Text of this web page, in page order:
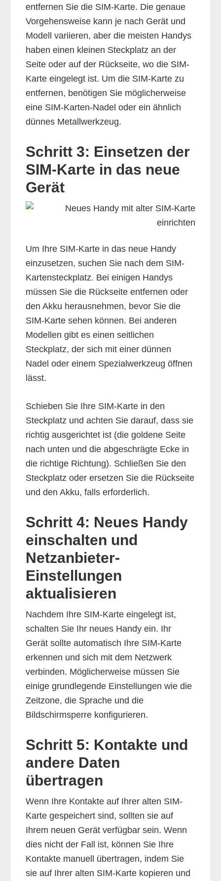
entfernen Sie die SIM-Karte. Die genaue
Vorgehensweise kann je nach Gerät und
Modell variieren, aber die meisten Handys
haben einen kleinen Steckplatz an der
Seite oder auf der Rückseite, wo die SIM-
Karte eingelegt ist. Um die SIM-Karte zu
entfernen, benötigen Sie möglicherweise
eine SIM-Karten-Nadel oder ein ähnlich
dünnes Metallwerkzeug.
Schritt 3: Einsetzen der
SIM-Karte in das neue
Gerät
Um Ihre SIM-Karte in das neue Handy
einzusetzen, suchen Sie nach dem SIM-
Kartensteckplatz. Bei einigen Handys
müssen Sie die Rückseite entfernen oder
den Akku herausnehmen, bevor Sie die
SIM-Karte sehen können. Bei anderen
Modellen gibt es einen seitlichen
Steckplatz, der sich mit einer dünnen
Nadel oder einem Spezialwerkzeug öffnen
lässt.
Schieben Sie Ihre SIM-Karte in den
Steckplatz und achten Sie darauf, dass sie
richtig ausgerichtet ist (die goldene Seite
nach unten und die abgeschrägte Ecke in
die richtige Richtung). Schließen Sie den
Steckplatz oder ersetzen Sie die Rückseite
und den Akku, falls erforderlich.
Schritt 4: Neues Handy
einschalten und
Netzanbieter-
Einstellungen
aktualisieren
Nachdem Ihre SIM-Karte eingelegt ist,
schalten Sie Ihr neues Handy ein. Ihr
Gerät sollte automatisch Ihre SIM-Karte
erkennen und sich mit dem Netzwerk
verbinden. Möglicherweise müssen Sie
einige grundlegende Einstellungen wie die
Zeitzone, die Sprache und die
Bildschirmsperre konfigurieren.
Schritt 5: Kontakte und
andere Daten
übertragen
Wenn Ihre Kontakte auf Ihrer alten SIM-
Karte gespeichert sind, sollten sie auf
Ihrem neuen Gerät verfügbar sein. Wenn
dies nicht der Fall ist, können Sie Ihre
Kontakte manuell übertragen, indem Sie
sie auf Ihrer alten SIM-Karte kopieren und